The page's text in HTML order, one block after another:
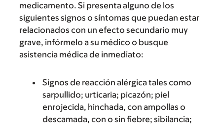
medicamento. Si presenta alguno de los
siguientes signos o síntomas que puedan estar
relacionados con un efecto secundario muy
grave, infórmelo a su médico o busque
asistencia médica de inmediato:
Signos de reacción alérgica tales como
sarpullido; urticaria; picazón; piel
enrojecida, hinchada, con ampollas o
descamada, con o sin fiebre; sibilancia;